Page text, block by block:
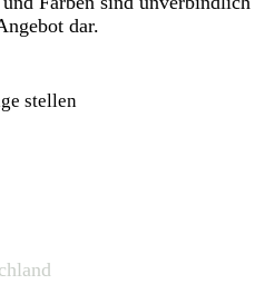
dar.
stellen